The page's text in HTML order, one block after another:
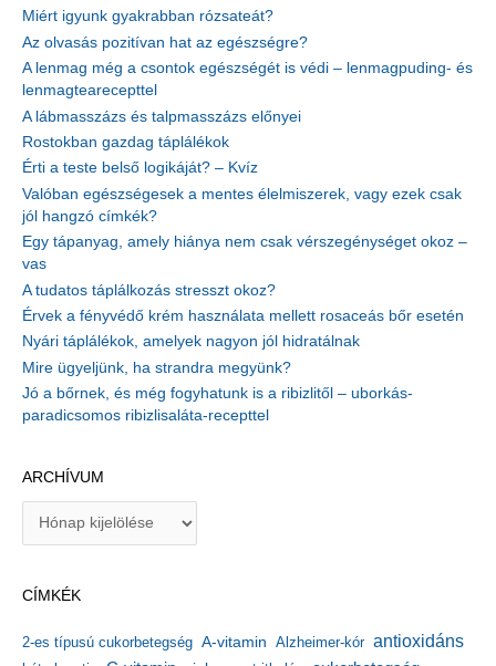
Miért igyunk gyakrabban rózsateát?
Az olvasás pozitívan hat az egészségre?
A lenmag még a csontok egészségét is védi – lenmagpuding- és
lenmagtearecepttel
A lábmasszázs és talpmasszázs előnyei
Rostokban gazdag táplálékok
Érti a teste belső logikáját? – Kvíz
Valóban egészségesek a mentes élelmiszerek, vagy ezek csak
jól hangzó címkék?
Egy tápanyag, amely hiánya nem csak vérszegénységet okoz –
vas
A tudatos táplálkozás stresszt okoz?
Érvek a fényvédő krém használata mellett rosaceás bőr esetén
Nyári táplálékok, amelyek nagyon jól hidratálnak
Mire ügyeljünk, ha strandra megyünk?
Jó a bőrnek, és még fogyhatunk is a ribizlitől – uborkás-
paradicsomos ribizlisaláta-recepttel
ARCHÍVUM
í
u
CÍMKÉK
2-es típusú cukorbetegség A-vitamin Alzheimer-kór antioxidáns